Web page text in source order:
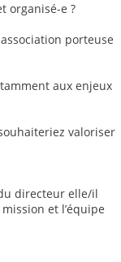
organisé-e ?
porteuse
aux enjeux
valoriser
directeur elle/il
et l’équipe